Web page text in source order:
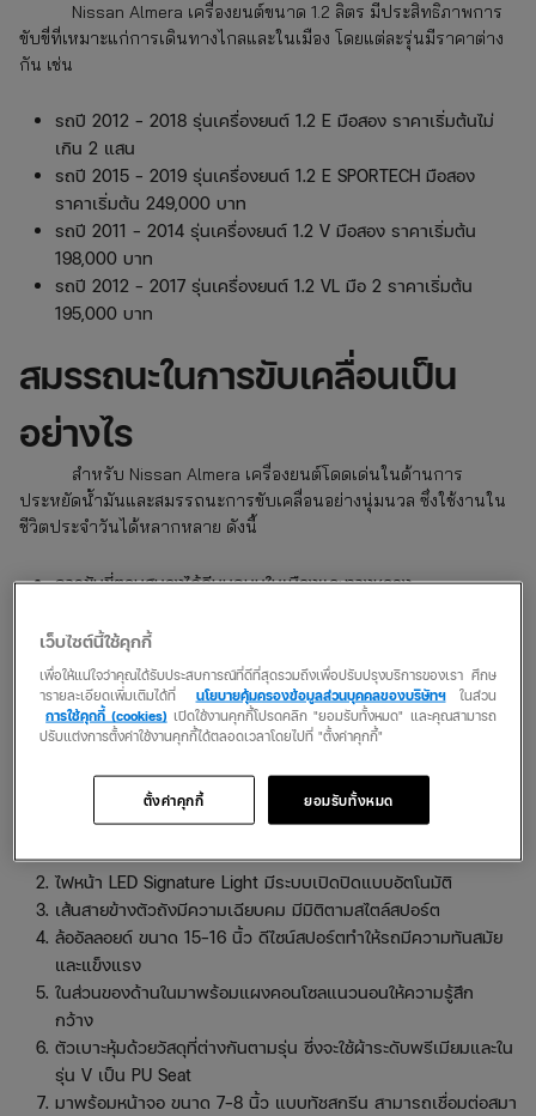
Nissan Almera เครื่องยนต์ขนาด 1.2 ลิตร มีประสิทธิภาพการ
ขับขี่ที่เหมาะแก่การเดินทางไกลและในเมือง โดยแต่ละรุ่นมีราคาต่าง
กัน เช่น
รถปี 2012 – 2018 รุ่นเครื่องยนต์ 1.2 E มือสอง ราคาเริ่มต้นไม่
เกิน 2 แสน
รถปี 2015 – 2019 รุ่นเครื่องยนต์ 1.2 E SPORTECH มือสอง
ราคาเริ่มต้น 249,000 บาท
รถปี 2011 – 2014 รุ่นเครื่องยนต์ 1.2 V มือสอง ราคาเริ่มต้น
198,000 บาท
รถปี 2012 – 2017 รุ่นเครื่องยนต์ 1.2 VL มือ 2 ราคาเริ่มต้น
195,000 บาท
สมรรถนะในการขับเคลื่อนเป็น
อย่างไร
สำหรับ Nissan Almera เครื่องยนต์โดดเด่นในด้านการ
ประหยัดน้ำมันและสมรรถนะการขับเคลื่อนอย่างนุ่มนวล ซึ่งใช้งานใน
ชีวิตประจำวันได้หลากหลาย ดังนี้
การขับขี่ตอบสนองได้ดีบนถนนในเมืองและทางหลวง
สมรรถนะสูงด้วยการเลือกใช้ระบบการทรงตัวที่เสถียร (VDC) และ
ระบบช่วยออกตัวบนทางลาดชัน (HSA)
ดีไซน์ภายนอกและภายในโดนใจ
แค่ไหน
มาพร้อมเอกลักษณ์ของ Nissan ด้วยกระจังหน้าแบบโครเมียมรูป
ทรงที่ทำให้ตัวรถมีความสปอร์ตและโดดเด่น
ไฟหน้า LED Signature Light มีระบบเปิดปิดแบบอัตโนมัติ
เส้นสายข้างตัวถังมีความเฉียบคม มีมิติตามสไตล์สปอร์ต
ล้ออัลลอยด์ ขนาด 15-16 นิ้ว ดีไซน์สปอร์ตทำให้รถมีความทันสมัย
และแข็งแรง
ในส่วนของด้านในมาพร้อมแผงคอนโซลแนวนอนให้ความรู้สึก
กว้าง
ตัวเบาะหุ้มด้วยวัสดุที่ต่างกันตามรุ่น ซึ่งจะใช้ผ้าระดับพรีเมียมและใน
รุ่น V เป็น PU Seat
มาพร้อมหน้าจอ ขนาด 7-8 นิ้ว แบบทัชสกรีน สามารถเชื่อมต่อสมา
เว็บไซต์นี้ใช้คุกกี้
เพื่อให้แน่ใจว่าคุณได้รับประสบการณ์ที่ดีที่สุดรวมถึงเพื่อปรับปรุงบริการของเรา ศึกษ
ารายละเอียดเพิ่มเติมได้ที่
นโยบายคุ้มครองข้อมูลส่วนบุคคลของบริษัทฯในส่วน
การใช้คุกกี้ (cookies) เปิดใช้งานคุกกี้โปรดคลิก "ยอมรับทั้งหมด" และคุณสามารถ
ปรับแต่งการตั้งค่าใช้งานคุกกี้ได้ตลอดเวลาโดยไปที่ "ตั้งค่าคุกกี้"
ยอมรับทั้งหมด
ตั้งค่าคุกกี้